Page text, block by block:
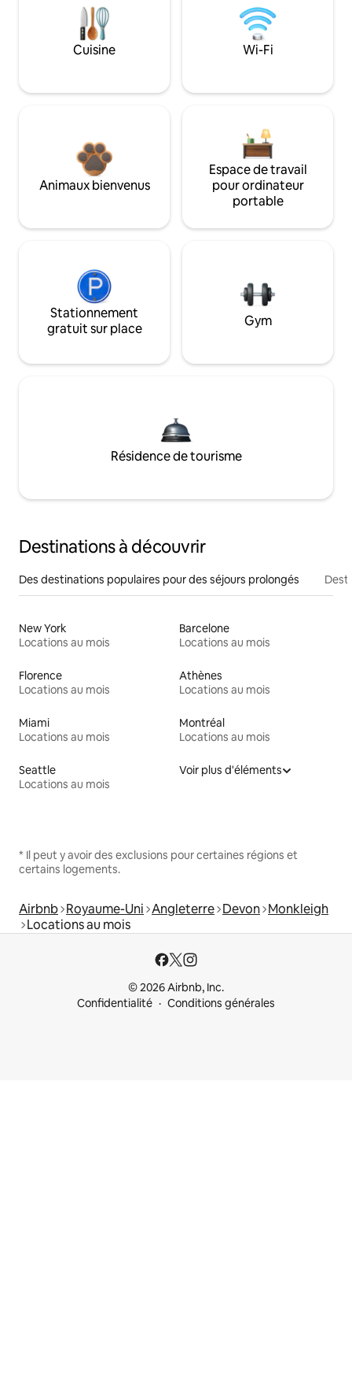
Cuisine Wi-Fi
Animaux bienvenus
Espace de travail
pour ordinateur
portable
Stationnement
gratuit sur place
Gym
Résidence de tourisme
Destinations à découvrir
Des destinations populaires pour des séjours prolongés
New York
Locations au mois
Barcelone
Locations au mois
Florence
Locations au mois
Athènes
Locations au mois
Miami
Locations au mois
Montréal
Locations au mois
Seattle
Locations au mois
Voir plus d'éléments
* Il peut y avoir des exclusions pour certaines régions et
certains logements.
Airbnb Royaume-Uni Angleterre Devon Monkleigh
Locations au mois
© 2026 Airbnb, Inc.
Confidentialité
Conditions générales